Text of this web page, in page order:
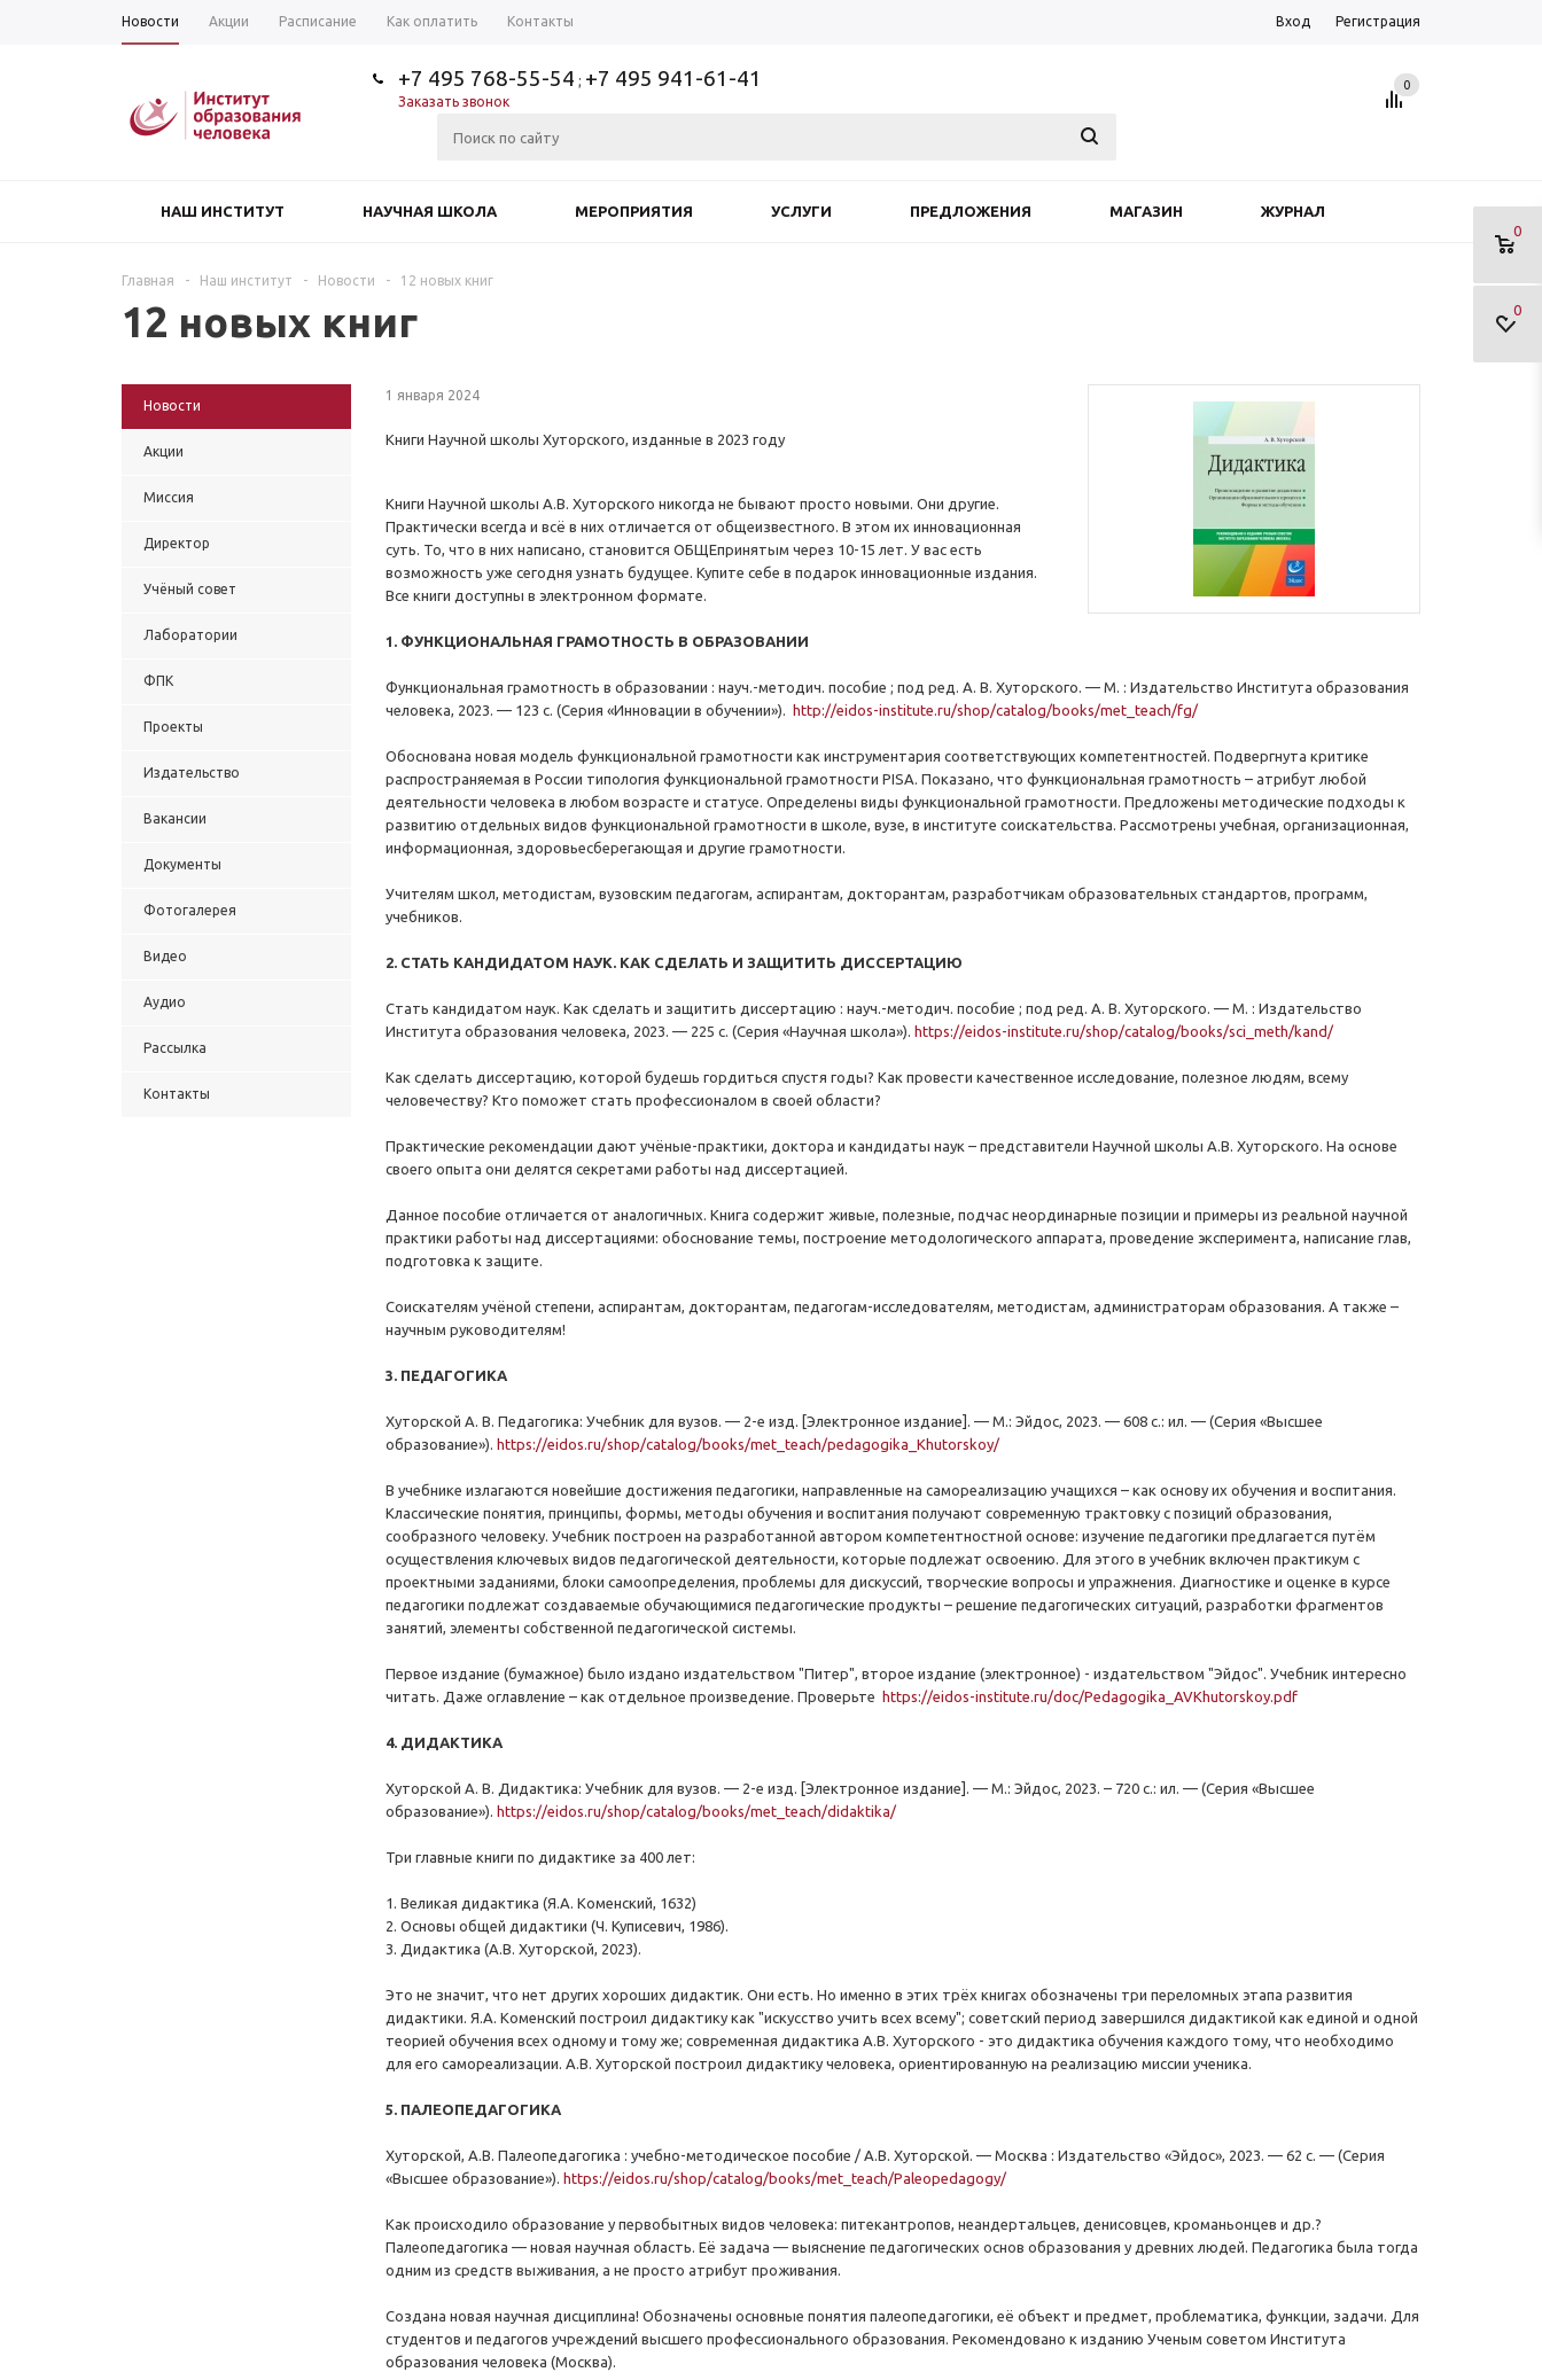
Новости Акции Расписание Как оплатить Контакты Вход Регистрация
+7 495 768-55-54 ; +7 495 941-61-41
Заказать звонок
0
0
0
НАШ ИНСТИТУТ НАУЧНАЯ ШКОЛА МЕРОПРИЯТИЯ УСЛУГИ ПРЕДЛОЖЕНИЯ МАГАЗИН ЖУРНАЛ
Главная - Наш институт - Новости - 12 новых книг
12 новых книг
Новости
Акции
Миссия
Директор
Учёный совет
Лаборатории
ФПК
Проекты
Издательство
Вакансии
Документы
Фотогалерея
Видео
Аудио
Рассылка
Контакты
1 января 2024
Книги Научной школы Хуторского, изданные в 2023 году
Книги Научной школы А.В. Хуторского никогда не бывают просто новыми. Они другие.
Практически всегда и всё в них отличается от общеизвестного. В этом их инновационная
суть. То, что в них написано, становится ОБЩЕпринятым через 10-15 лет. У вас есть
возможность уже сегодня узнать будущее. Купите себе в подарок инновационные издания.
Все книги доступны в электронном формате.
1. ФУНКЦИОНАЛЬНАЯ ГРАМОТНОСТЬ В ОБРАЗОВАНИИ
Функциональная грамотность в образовании : науч.-методич. пособие ; под ред. А. В. Хуторского. — М. : Издательство Института образования
человека, 2023. — 123 с. (Серия «Инновации в обучении»).
http://eidos-institute.ru/shop/catalog/books/met_teach/fg/
Обоснована новая модель функциональной грамотности как инструментария соответствующих компетентностей. Подвергнута критике
распространяемая в России типология функциональной грамотности PISA. Показано, что функциональная грамотность – атрибут любой
деятельности человека в любом возрасте и статусе. Определены виды функциональной грамотности. Предложены методические подходы к
развитию отдельных видов функциональной грамотности в школе, вузе, в институте соискательства. Рассмотрены учебная, организационная,
информационная, здоровьесберегающая и другие грамотности.
Учителям школ, методистам, вузовским педагогам, аспирантам, докторантам, разработчикам образовательных стандартов, программ,
учебников.
2. СТАТЬ КАНДИДАТОМ НАУК. КАК СДЕЛАТЬ И ЗАЩИТИТЬ ДИССЕРТАЦИЮ
Стать кандидатом наук. Как сделать и защитить диссертацию : науч.-методич. пособие ; под ред. А. В. Хуторского. — М. : Издательство
Института образования человека, 2023. — 225 с. (Серия «Научная школа»). https://eidos-institute.ru/shop/catalog/books/sci_meth/kand/
Как сделать диссертацию, которой будешь гордиться спустя годы? Как провести качественное исследование, полезное людям, всему
человечеству? Кто поможет стать профессионалом в своей области?
Практические рекомендации дают учёные-практики, доктора и кандидаты наук – представители Научной школы А.В. Хуторского. На основе
своего опыта они делятся секретами работы над диссертацией.
Данное пособие отличается от аналогичных. Книга содержит живые, полезные, подчас неординарные позиции и примеры из реальной научной
практики работы над диссертациями: обоснование темы, построение методологического аппарата, проведение эксперимента, написание глав,
подготовка к защите.
Соискателям учёной степени, аспирантам, докторантам, педагогам-исследователям, методистам, администраторам образования. А также –
научным руководителям!
3. ПЕДАГОГИКА
Хуторской А. В. Педагогика: Учебник для вузов. — 2-е изд. [Электронное издание]. — М.: Эйдос, 2023. — 608 с.: ил. — (Серия «Высшее
образование»). https://eidos.ru/shop/catalog/books/met_teach/pedagogika_Khutorskoy/
В учебнике излагаются новейшие достижения педагогики, направленные на самореализацию учащихся – как основу их обучения и воспитания.
Классические понятия, принципы, формы, методы обучения и воспитания получают современную трактовку с позиций образования,
сообразного человеку. Учебник построен на разработанной автором компетентностной основе: изучение педагогики предлагается путём
осуществления ключевых видов педагогической деятельности, которые подлежат освоению. Для этого в учебник включен практикум с
проектными заданиями, блоки самоопределения, проблемы для дискуссий, творческие вопросы и упражнения. Диагностике и оценке в курсе
педагогики подлежат создаваемые обучающимися педагогические продукты – решение педагогических ситуаций, разработки фрагментов
занятий, элементы собственной педагогической системы.
Первое издание (бумажное) было издано издательством "Питер", второе издание (электронное) - издательством "Эйдос". Учебник интересно
читать. Даже оглавление – как отдельное произведение. Проверьте
https://eidos-institute.ru/doc/Pedagogika_AVKhutorskoy.pdf
4. ДИДАКТИКА
Хуторской А. В. Дидактика: Учебник для вузов. — 2-е изд. [Электронное издание]. — М.: Эйдос, 2023. – 720 с.: ил. — (Серия «Высшее
образование»). https://eidos.ru/shop/catalog/books/met_teach/didaktika/
Три главные книги по дидактике за 400 лет:
1. Великая дидактика (Я.А. Коменский, 1632)
2. Основы общей дидактики (Ч. Куписевич, 1986).
3. Дидактика (А.В. Хуторской, 2023).
Это не значит, что нет других хороших дидактик. Они есть. Но именно в этих трёх книгах обозначены три переломных этапа развития
дидактики. Я.А. Коменский построил дидактику как "искусство учить всех всему"; советский период завершился дидактикой как единой и одной
теорией обучения всех одному и тому же; современная дидактика А.В. Хуторского - это дидактика обучения каждого тому, что необходимо
для его самореализации. А.В. Хуторской построил дидактику человека, ориентированную на реализацию миссии ученика.
5. ПАЛЕОПЕДАГОГИКА
Хуторской, А.В. Палеопедагогика : учебно-методическое пособие / А.В. Хуторской. — Москва : Издательство «Эйдос», 2023. — 62 с. — (Серия
«Высшее образование»). https://eidos.ru/shop/catalog/books/met_teach/Paleopedagogy/
Как происходило образование у первобытных видов человека: питекантропов, неандертальцев, денисовцев, кроманьонцев и др.?
Палеопедагогика — новая научная область. Её задача — выяснение педагогических основ образования у древних людей. Педагогика была тогда
одним из средств выживания, а не просто атрибут проживания.
Создана новая научная дисциплина! Обозначены основные понятия палеопедагогики, её объект и предмет, проблематика, функции, задачи. Для
студентов и педагогов учреждений высшего профессионального образования. Рекомендовано к изданию Ученым советом Института
образования человека (Москва).